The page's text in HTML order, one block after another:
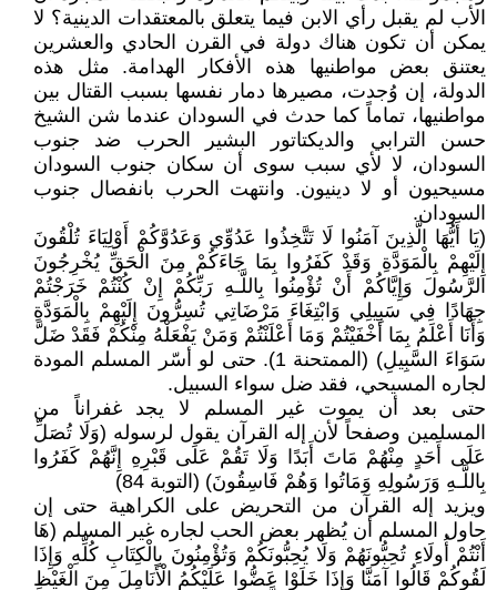
الأب لم يقبل رأي الابن فيما يتعلق بالمعتقدات الدينية؟ لا
يمكن أن تكون هناك دولة في القرن الحادي والعشرين
يعتنق بعض مواطنيها هذه الأفكار الهدامة. مثل هذه
الدولة، إن وُجدت، مصيرها دمار نفسها بسبب القتال بين
مواطنيها، تماماً كما حدث في السودان عندما شن الشيخ
حسن الترابي والديكتاتور البشير الحرب ضد جنوب
السودان، لا لأي سبب سوى أن سكان جنوب السودان
مسيحيون أو لا دينيون. وانتهت الحرب بانفصال جنوب
السودان.
(يَا أَيُّهَا الَّذِينَ آمَنُوا لَا تَتَّخِذُوا عَدُوِّي وَعَدُوَّكُمْ أَوْلِيَاءَ تُلْقُونَ
إِلَيْهِمْ بِالْمَوَدَّةِ وَقَدْ كَفَرُوا بِمَا جَاءَكُمْ مِنَ الْحَقِّ يُخْرِجُونَ
الرَّسُولَ وَإِيَّاكُمْ أَنْ تُؤْمِنُوا بِاللَّـهِ رَبِّكُمْ إِنْ كُنْتُمْ خَرَجْتُمْ
جِهَادًا فِي سَبِيلِي وَابْتِغَاءَ مَرْضَاتِي تُسِرُّونَ إِلَيْهِمْ بِالْمَوَدَّةِ
وَأَنَا أَعْلَمُ بِمَا أَخْفَيْتُمْ وَمَا أَعْلَنْتُمْ وَمَنْ يَفْعَلْهُ مِنْكُمْ فَقَدْ ضَلَّ
سَوَاءَ السَّبِيلِ) (الممتحنة 1). حتى لو أسّر المسلم المودة
لجاره المسيحي، فقد ضل سواء السبيل.
حتى بعد أن يموت غير المسلم لا يجد غفراناً من
المسلمين وصفحاً لأن إله القرآن يقول لرسوله (وَلَا تُصَلِّ
عَلَى أَحَدٍ مِنْهُمْ مَاتَ أَبَدًا وَلَا تَقُمْ عَلَى قَبْرِهِ إِنَّهُمْ كَفَرُوا
بِاللَّـهِ وَرَسُولِهِ وَمَاتُوا وَهُمْ فَاسِقُونَ) (التوبة 84)
ويزيد إله القرآن من التحريض على الكراهية حتى إن
حاول المسلم أن يُظهر بعض الحب لجاره غير المسلم (هَا
أَنْتُمْ أُولَاءِ تُحِبُّونَهُمْ وَلَا يُحِبُّونَكُمْ وَتُؤْمِنُونَ بِالْكِتَابِ كُلِّهِ وَإِذَا
لَقُوكُمْ قَالُوا آمَنَّا وَإِذَا خَلَوْا عَضُّوا عَلَيْكُمُ الْأَنَامِلَ مِنَ الْغَيْظِ